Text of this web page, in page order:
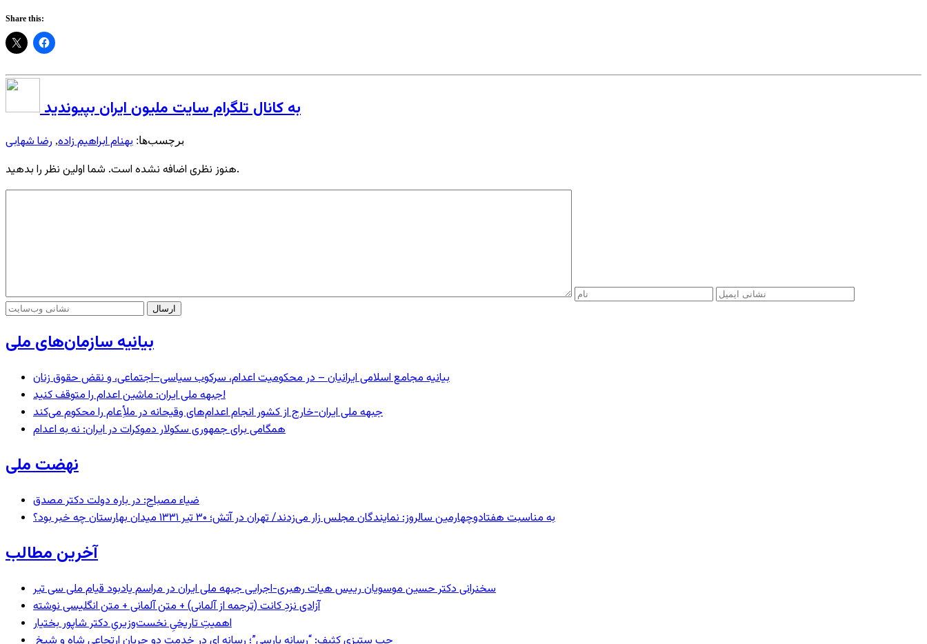
Share this:
به کانال تلگرام سایت ملیون ایران بپیوندید
برچسب‌ها: بهنام ابراهیم زاده, رضا شهابی
هنوز نظری اضافه نشده است. شما اولین نظر را بدهید.
بیانیه سازمان‌های ملی
بیانیه مجامع اسلامی ایرانیان – در محکومیت اعدام، سرکوب سیاسی–اجتماعی، و نقض حقوق زنان
جبهه ملی ایران: ماشین اعدام را متوقف کنید!
جبهه ملی ایران-خارج از کشور انجام اعدام‌های وقیحانه در ملأِعام را محکوم می‌کند
همگامی برای جمهوری سکولار دموکرات در ایران: نه به اعدام
نهضت ملی
ضیاء مصباح: در باره دولت دکتر مصدق
به مناسبت هفتادوچهارمین سالروز: نمایندگان مجلس زار می‌زدند/ تهران در آتش؛ ۳۰ تیر ۱۳۳۱ میدان بهارستان چه خبر بود؟
آخرین مطالب
سخنرانی دکتر حسین موسویان رییس هیات رهبری-اجرایی جبهه ملی ایران در مراسم یادبود قیام ملی سی تیر
آزادی نزدِ کانت (ترجمه از آلمانی) + متن آلمانی + متن انگلیسی نوشته
اهمیتِ تاریخیِ نخست‌وزیریِ دکتر شاپور بختیار